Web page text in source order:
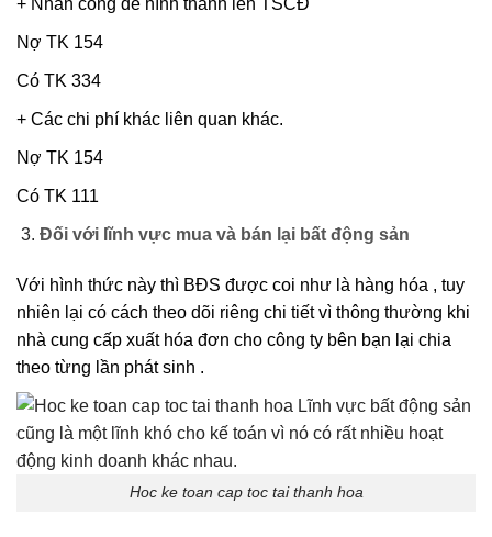
Nợ TK 154
Có TK 334
+ Các chi phí khác liên quan khác.
Nợ TK 154
Có TK 111
Đối với lĩnh vực mua và bán lại bất động sản
Với hình thức này thì BĐS được coi như là hàng hóa , tuy
nhiên lại có cách theo dõi riêng chi tiết vì thông thường khi
nhà cung cấp xuất hóa đơn cho công ty bên bạn lại chia
theo từng lần phát sinh .
Hoc ke toan cap toc tai thanh hoa